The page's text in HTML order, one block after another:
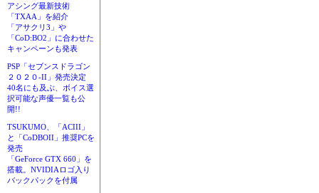
アシング最新技術
「TXAA」を紹介
「アサクリ3」や
「CoD:BO2」に合わせた
キャンペーンも発表
PSP「セブンスドラゴン
２０２０-II」発売決定
40名にも及ぶ、ボイス選
択可能な声優一覧も公
開!!
TSUKUMO、「ACIII」
と「CoDBOII」推奨PCを
発売
「GeForce GTX 660」を
搭載。NVIDIAロゴ入り
バックパックを付属